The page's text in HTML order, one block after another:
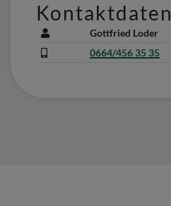
Kontaktdaten
Gottfried Loder
0664/456 35 35